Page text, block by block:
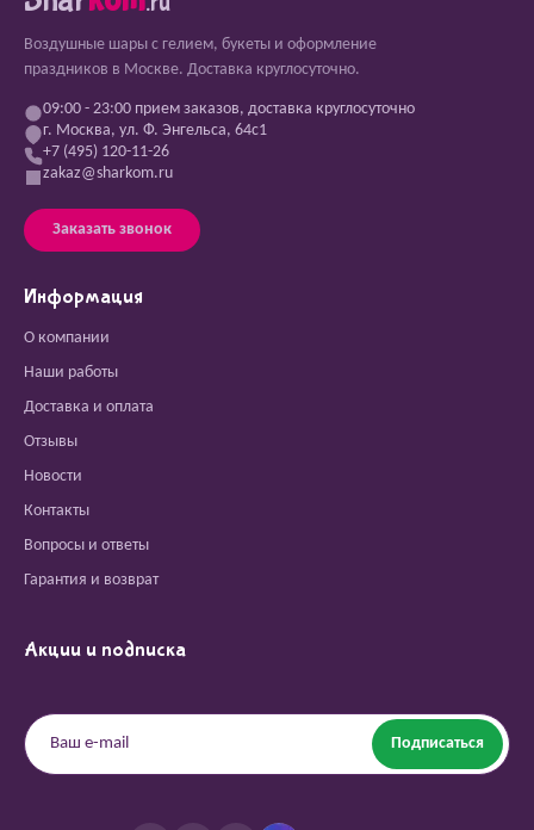
Воздушные шары с гелием, букеты и оформление
праздников в Москве. Доставка круглосуточно.
09:00 - 23:00 прием заказов, доставка круглосуточно
г. Москва, ул. Ф. Энгельса, 64с1
+7 (495) 120-11-26
zakaz@sharkom.ru
Заказать звонок
Информация
О компании
Наши работы
Доставка и оплата
Отзывы
Новости
Контакты
Вопросы и ответы
Гарантия и возврат
Акции и подписка
Подписаться